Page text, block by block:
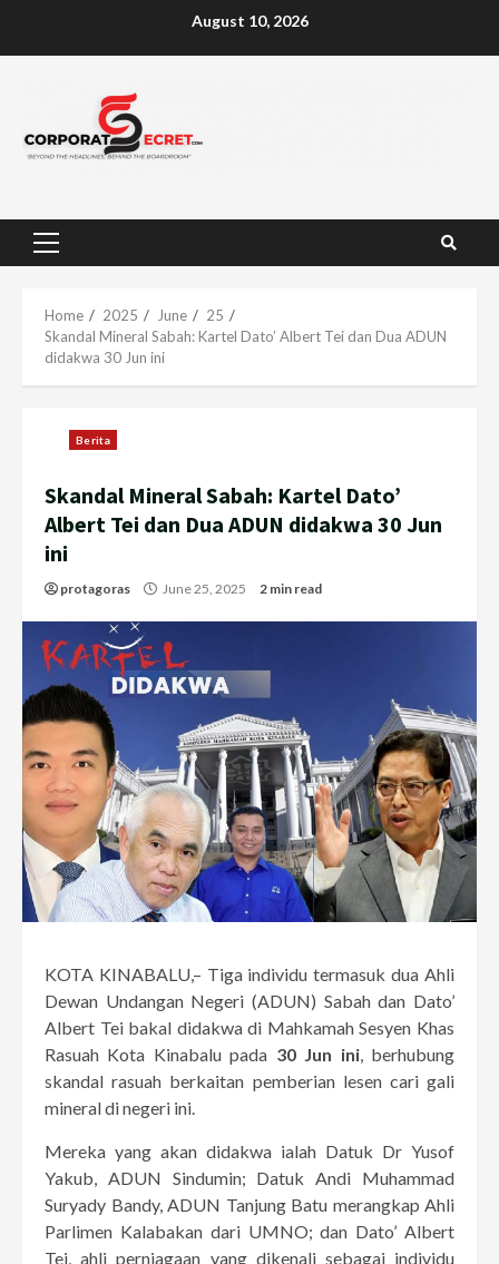
August 10, 2026
Primary
Home 2025 June
25
Skandal Mineral Sabah: Kartel Dato’ Albert Tei dan Dua ADUN
didakwa 30 Jun ini
Berita
Skandal Mineral Sabah: Kartel Dato’
Albert Tei dan Dua ADUN didakwa 30 Jun
ini
protagoras June 25, 2025 2 min read
KOTA KINABALU,– Tiga individu termasuk dua Ahli
Dewan Undangan Negeri (ADUN) Sabah dan Dato’
Albert Tei bakal didakwa di Mahkamah Sesyen Khas
Rasuah Kota Kinabalu pada 30 Jun ini, berhubung
skandal rasuah berkaitan pemberian lesen cari gali
mineral di negeri ini.
Mereka yang akan didakwa ialah Datuk Dr Yusof
Yakub, ADUN Sindumin; Datuk Andi Muhammad
Suryady Bandy, ADUN Tanjung Batu merangkap Ahli
Parlimen Kalabakan dari UMNO; dan Dato’ Albert
Tei, ahli perniagaan yang dikenali sebagai individu